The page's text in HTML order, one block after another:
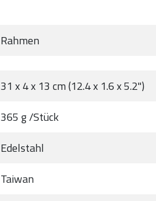
Rahmen
31 x 4 x 13 cm (12.4 x 1.6 x 5.2")
365 g /Stück
Edelstahl
Taiwan